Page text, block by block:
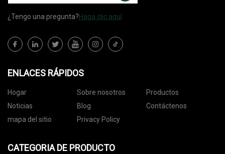
¿Tengo una pregunta?Haga clic aquí
ENLACES RÁPIDOS
Hogar Sobre nosotros
Productos
Noticias
Blog
Contáctenos
mapa del sitio
Privacy Policy
CATEGORIA DE PRODUCTO